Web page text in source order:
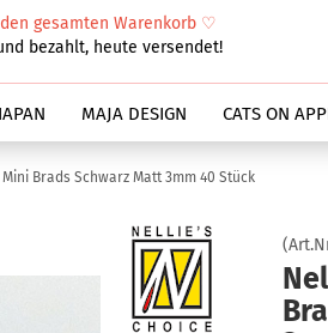
gesamten Warenkorb ♡
bezahlt, heute versendet!
MAJA DESIGN CATS ON
Brads Schwarz Matt 3mm 40 Stück